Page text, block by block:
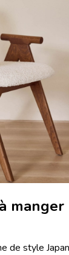
manger
de style